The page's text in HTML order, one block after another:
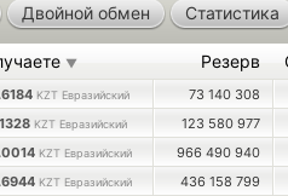
Двойной обмен Статистика
▼ Резерв
KZT Евразийский 73 140 308
KZT Евразийский 123 580 977
KZT Евразийский 966 490 940
KZT Евразийский 436 158 799